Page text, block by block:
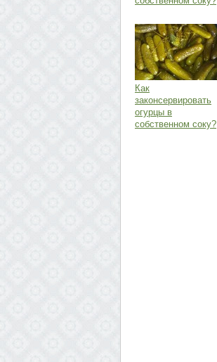
Как
законсервировать
огурцы в
собственном соку?